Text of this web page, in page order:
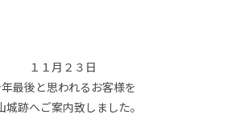
１１月２３日
最後と思われるお客様を
城跡へご案内致しました。